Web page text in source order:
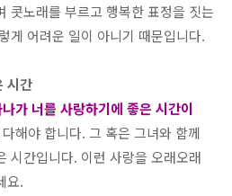
콧노래를 부르고 행복한 표정을 짓는
게 어려운 일이 아니기 때문입니다.
시간
가 너를 사랑하기에 좋은 시간이
해야 합니다. 그 혹은 그녀와 함께
시간입니다. 이런 사랑을 오래오래
요.